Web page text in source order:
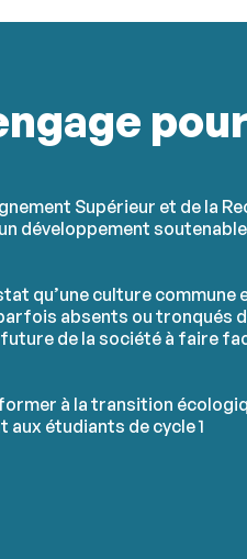
Supérieur et de la
développement
qu’une culture
absents ou tronqués
de la société à faire
à la transition
étudiants de cycle 1